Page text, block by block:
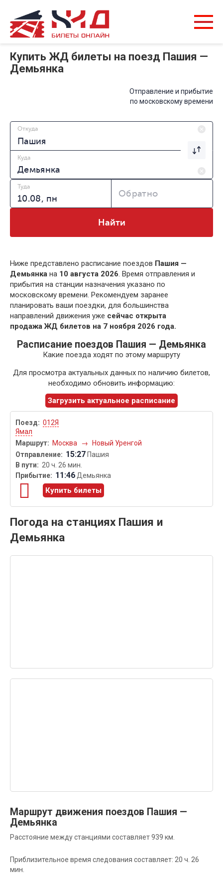
Купить ЖД билеты на поезд Пашия —
Демьянка
Отправление и прибытие
по московскому времени
Откуда
Куда
Туда
Обратно
Найти
Ниже представлено расписание поездов Пашия —
Демьянка на 10 августа 2026. Время отправления и
прибытия на станции назначения указано по
московскому времени. Рекомендуем заранее
планировать ваши поездки, для большинства
направлений движения уже сейчас открыта
продажа ЖД билетов на 7 ноября 2026 года.
Расписание поездов Пашия — Демьянка
Какие поезда ходят по этому маршруту
Для просмотра актуальных данных по наличию билетов,
необходимо обновить информацию:
Загрузить актуальное расписание
012Я
Ямал
Москва
→ Новый Уренгой
15:27 Пашия
20 ч. 26 мин.
11:46Демьянка
Купить билеты
Погода на станциях Пашия и
Демьянка
Маршрут движения поездов Пашия —
Демьянка
Расстояние между станциями составляет 939 км.
Приблизительное время следования составляет: 20 ч. 26
мин.